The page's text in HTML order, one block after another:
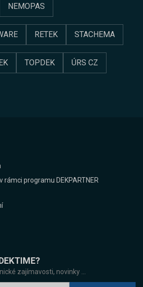
NEMOPAS
RETEK STACHEMA
TOPDEK ÚRS CZ
rámci programu DEKPARTNER
zajímavosti, novinky ...